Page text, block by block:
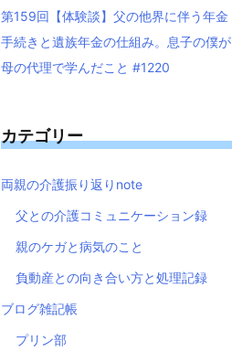
第159回【体験談】父の他界に伴う年金
手続きと遺族年金の仕組み。息子の僕が
母の代理で学んだこと #1220
カテゴリー
両親の介護振り返りnote
父との介護コミュニケーション録
親のケガと病気のこと
負動産との向き合い方と処理記録
ブログ雑記帳
プリン部